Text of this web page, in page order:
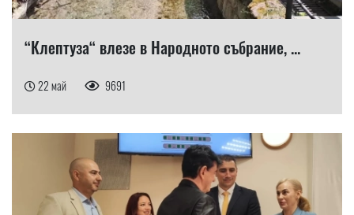
“Клептуза“ влезе в Народното събрание, ...
22 май 9691